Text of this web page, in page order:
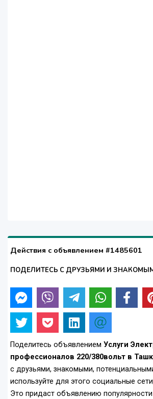
Действия с объявлением #1485601
ПОДЕЛИТЕСЬ С ДРУЗЬЯМИ И
Поделитесь объявлением Услуги
профессионалов 220/380вольт в
с друзьями, знакомыми,
используйте для этого социальные
Это придаст объявлению